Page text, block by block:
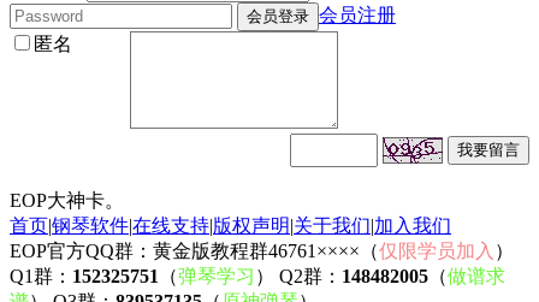
会员注册
匿名
EOP大神卡。
首页|钢琴软件|在线支持|版权声明|关于我们|加入我们
EOP官方QQ群：黄金版教程群46761××××（仅限学员加入 ）
Q1群： 152325751 （弹琴学习 ） Q2群： 148482005 （做谱求